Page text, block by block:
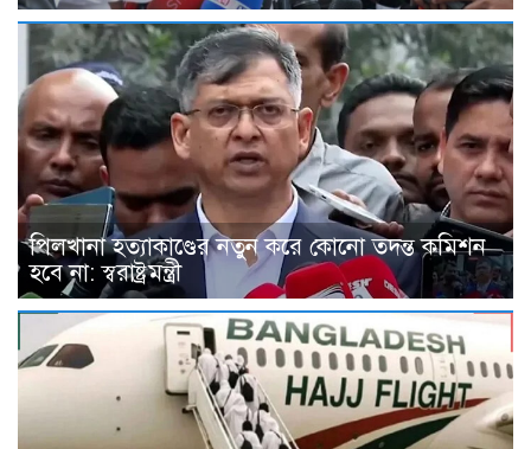
পিলখানা হত্যাকাণ্ডের নতুন করে কোনো তদন্ত কমিশন
হবে না: স্বরাষ্ট্রমন্ত্রী